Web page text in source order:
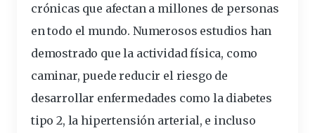
crónicas que afectan a millones de personas
en todo el mundo. Numerosos estudios han
demostrado que la actividad física, como
caminar, puede reducir el riesgo de
desarrollar enfermedades como la diabetes
tipo 2, la hipertensión arterial, e incluso